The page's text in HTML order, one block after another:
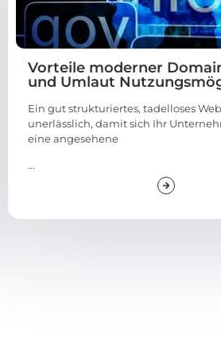
Vorteile moderner
und Umlaut
Ein gut strukturiertes, tadelloses
unerlässlich, damit sich Ihr
eine angesehene
...